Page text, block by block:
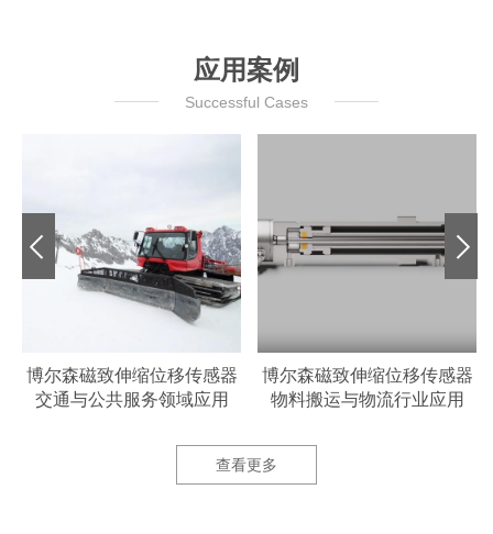
应用案例
Successful Cases
博尔森磁致伸缩位移传感器
交通与公共服务领域应用
博尔森磁致伸缩位移传感器
物料搬运与物流行业应用
查看更多